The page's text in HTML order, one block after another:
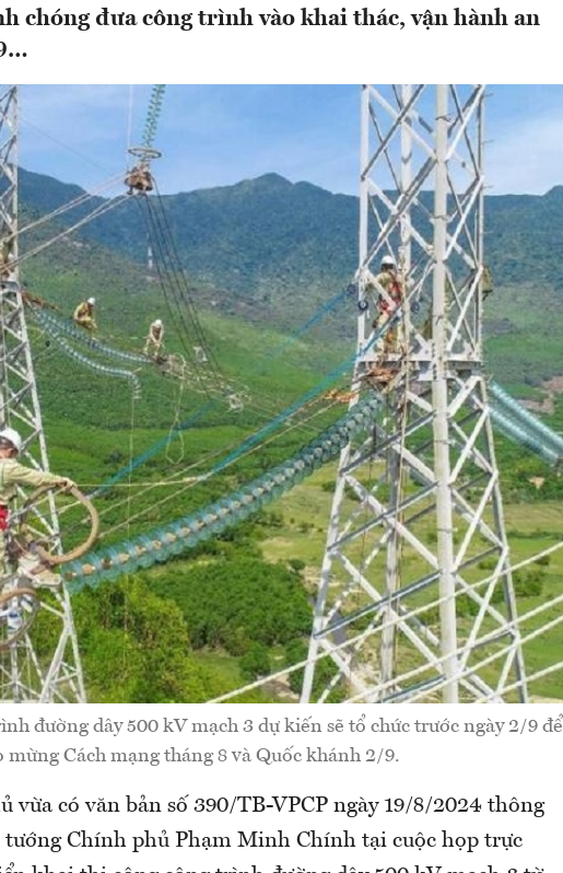
chóng đưa công trình vào khai thác, vận hành an
đường dây 500 kV mạch 3 dự kiến sẽ tổ chức trước ngày 2/9 để
mừng Cách mạng tháng 8 và Quốc khánh 2/9.
vừa có văn bản số 390/TB-VPCP ngày 19/8/2024 thông
tướng Chính phủ Phạm Minh Chính tại cuộc họp trực